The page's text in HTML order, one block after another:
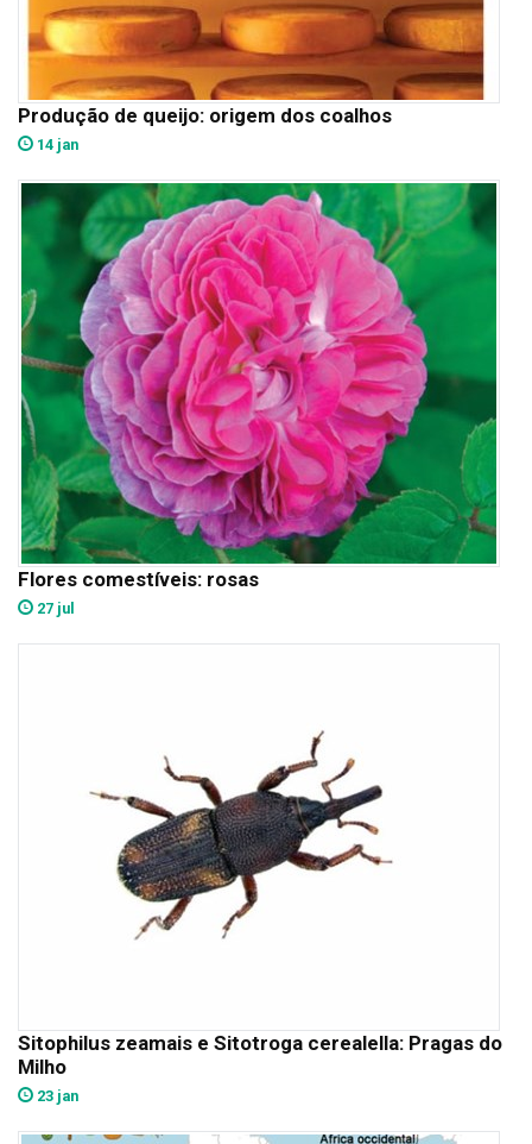
Produção de queijo: origem dos coalhos
14 jan
Flores comestíveis: rosas
27 jul
Sitophilus zeamais e Sitotroga cerealella: Pragas do
Milho
23 jan